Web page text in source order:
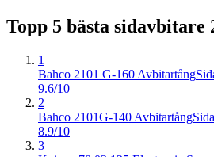
Topp 5 bästa sidavbitare
1
Bahco 2101 G-160 Avbitartång
9.6/10
2
Bahco 2101G-140 Avbitartång
8.9/10
3